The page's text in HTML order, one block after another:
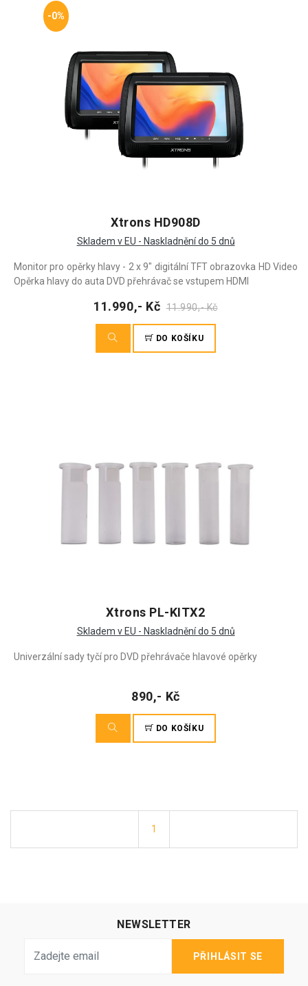
-0%
Xtrons HD908D
Skladem v EU - Naskladnění do 5 dnů
Monitor pro opěrky hlavy - 2 x 9" digitální TFT obrazovka HD Video
Opěrka hlavy do auta DVD přehrávač se vstupem HDMI
11.990,- Kč 11.990,- Kč
DO KOŠÍKU
Xtrons PL-KITX2
Skladem v EU - Naskladnění do 5 dnů
Univerzální sady tyčí pro DVD přehrávače hlavové opěrky
890,- Kč
DO KOŠÍKU
1
NEWSLETTER
PŘIHLÁSIT SE